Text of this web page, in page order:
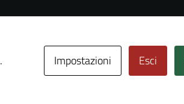
Impostazioni Esci